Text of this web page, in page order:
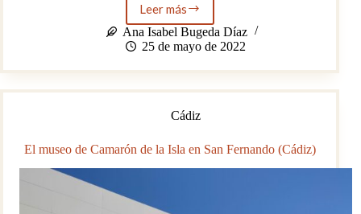
Leer másProgramación
de
La
Fundición
Teatro
de
Ana Isabel Bugeda Díaz
25 de mayo de 2022
Cádiz
El museo de Camarón de la Isla en San Fernando (Cádiz)